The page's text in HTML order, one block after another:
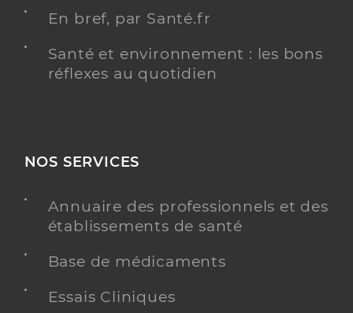
En bref, par Santé.fr
Santé et environnement : les bons
réflexes au quotidien
NOS SERVICES
Annuaire des professionnels et des
établissements de santé
Base de médicaments
Essais Cliniques